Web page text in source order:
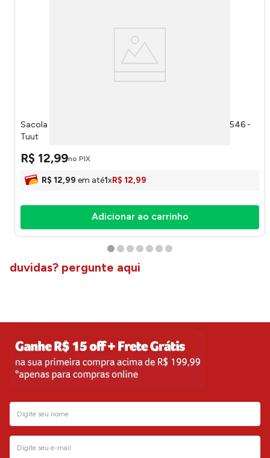
Sacola Para Presente Heart 3D Sortida 26x32x12cm 18546 -
Tuut
R$ 12,99no PIX
R$ 12,99 em até1xR$ 12,99
Adicionar ao carrinho
duvidas? pergunte aqui